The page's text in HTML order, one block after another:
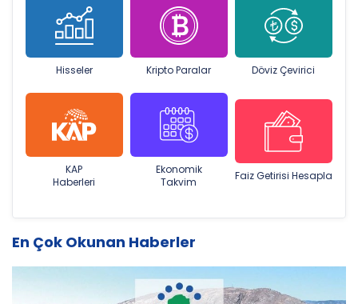
Hisseler Kripto Paralar Döviz Çevirici
KAP
Haberleri
Ekonomik
Takvim
Faiz Getirisi Hesapla
En Çok Okunan Haberler